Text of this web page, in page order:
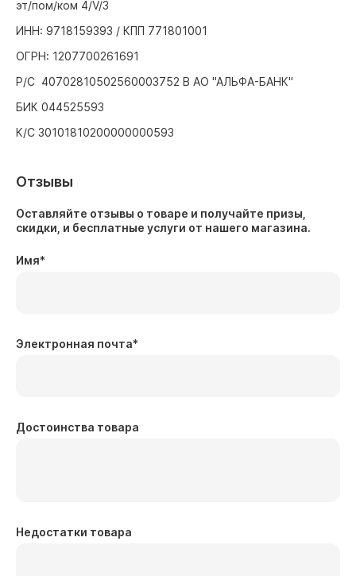
эт/пом/ком 4/V/3
ИНН: 9718159393 / КПП 771801001
ОГРН: 1207700261691
Р/С 40702810502560003752 В АО "АЛЬФА-БАНК"
БИК 044525593
К/С 30101810200000000593
Отзывы
Оставляйте отзывы о товаре и получайте призы,
скидки, и бесплатные услуги от нашего магазина.
Имя*
Электронная почта*
Достоинства товара
Недостатки товара